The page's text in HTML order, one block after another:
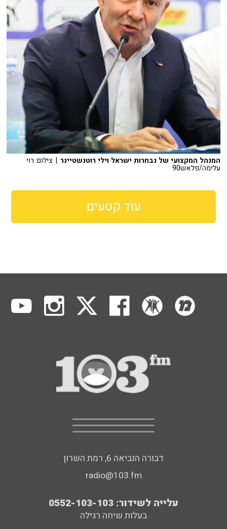
המנהל המקצועי של נבחרות ישראל וילי רוטנשטיינר | צילום: רוי
עלימה/פלאש90
עוד קטעים
דבורה הנביאה 6, רמת השרון
radio@103.fm
עלייה לשידור: 0552-103-103
בעלות שיחה רגילה